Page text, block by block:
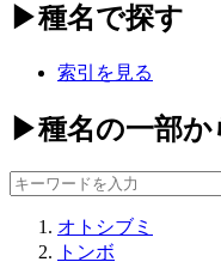
▶種名で探す
索引を見る
▶種名の一部
オトシブミ
トンボ